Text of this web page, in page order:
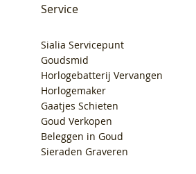
Service
Sialia Servicepunt
Goudsmid
Horlogebatterij Vervangen
Horlogemaker
Gaatjes Schieten
Goud Verkopen
Beleggen in Goud
Sieraden Graveren